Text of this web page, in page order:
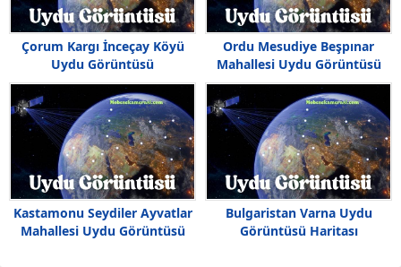
Çorum Kargı İnceçay Köyü
Uydu Görüntüsü
Ordu Mesudiye Beşpınar
Mahallesi Uydu Görüntüsü
Kastamonu Seydiler Ayvatlar
Mahallesi Uydu Görüntüsü
Bulgaristan Varna Uydu
Görüntüsü Haritası